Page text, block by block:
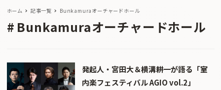
ホーム 記事一覧 Bunkamuraオーチャードホール
Bunkamuraオーチャードホール
発起人・宮田大＆横溝耕一が語る「室
内楽フェスティバル AGIO vol.2」